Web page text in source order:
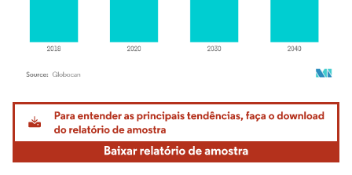
Imagem © Mordor Intelligence. O reuso requer atribuição conforme CC BY 4.0.